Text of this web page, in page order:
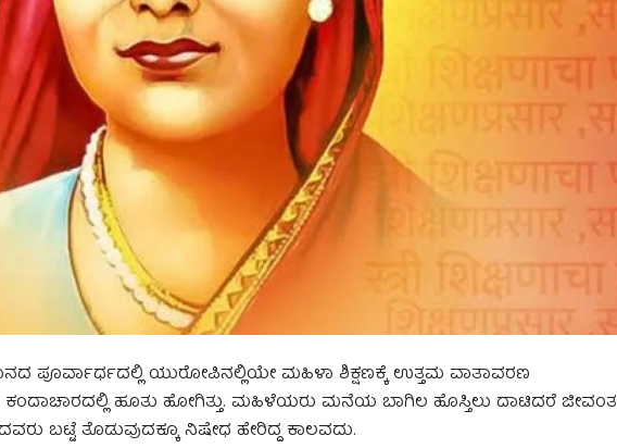
ಪೂರ್ವಾರ್ಧದಲ್ಲಿ ಯುರೋಪಿನಲ್ಲಿಯೇ ಮಹಿಳಾ ಶಿಕ್ಷಣಕ್ಕೆ ಉತ್ತಮ ವಾತಾವರಣ
ಹೂತು ಹೋಗಿತ್ತು. ಮಹಿಳೆಯರು ಮನೆಯ ಬಾಗಿಲ ಹೊಸ್ತಿಲು ದಾಟಿದರೆ ಜೀವಂತ
ಬಟ್ಟೆ ತೊಡುವುದಕ್ಕೂ ನಿಷೇಧ ಹೇರಿದ್ದ ಕಾಲವದು.